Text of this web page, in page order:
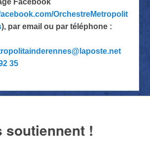
Facebook
OrchestreMetropolit
), par email ou par téléphone :
35
soutiennent !